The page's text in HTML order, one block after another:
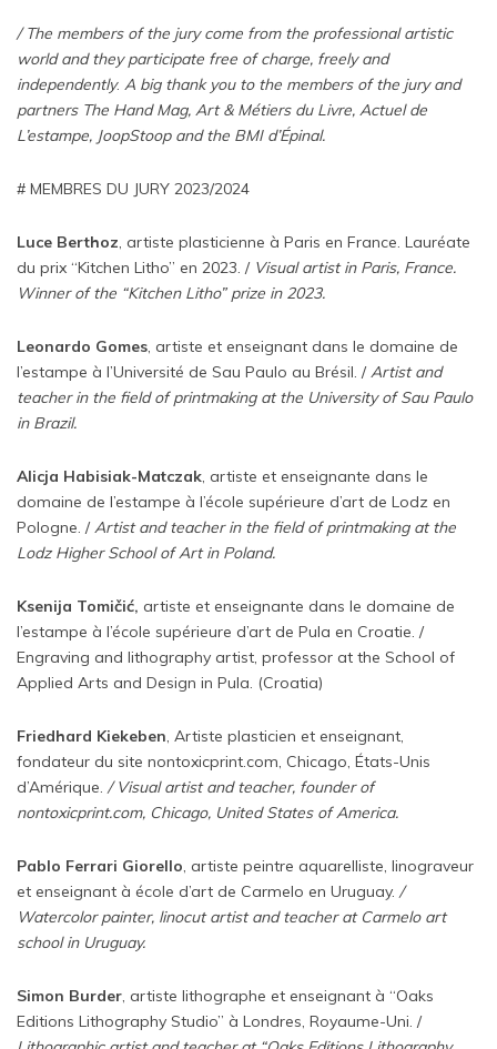
/ The members of the jury come from the professional artistic
world and they participate free of charge, freely and
independently. A big thank you to the members of the jury and
partners The Hand Mag, Art & Métiers du Livre, Actuel de
L’estampe, JoopStoop and the BMI d’Épinal.
# MEMBRES DU JURY 2023/2024
Luce Berthoz, artiste plasticienne à Paris en France. Lauréate
du prix “Kitchen Litho” en 2023. / Visual artist in Paris, France.
Winner of the “Kitchen Litho” prize in 2023.
Leonardo Gomes, artiste et enseignant dans le domaine de
l’estampe à l’Université de Sau Paulo au Brésil. /Artist and
teacher in the field of printmaking at the University of Sau Paulo
in Brazil.
Alicja Habisiak-Matczak, artiste et enseignante dans le
domaine de l’estampe à l’école supérieure d’art de Lodz en
Pologne. /Artist and teacher in the field of printmaking at the
Lodz Higher School of Art in Poland.
Ksenija Tomičić, artiste et enseignante dans le domaine de
l’estampe à l’école supérieure d’art de Pula en Croatie. /
Engraving and lithography artist, professor at the School of
Applied Arts and Design in Pula. (Croatia)
Friedhard Kiekeben, Artiste plasticien et enseignant,
fondateur du site nontoxicprint.com, Chicago, États-Unis
d’Amérique. / Visual artist and teacher, founder of
nontoxicprint.com, Chicago, United States of America.
Pablo Ferrari Giorello, artiste peintre aquarelliste, linograveur
et enseignant à école d’art de Carmelo en Uruguay. /
Watercolor painter, linocut artist and teacher at Carmelo art
school in Uruguay.
Simon Burder, artiste lithographe et enseignant à “Oaks
Editions Lithography Studio” à Londres, Royaume-Uni. /